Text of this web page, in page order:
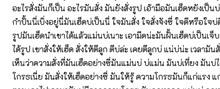
อะไรสั่งมันก็เป็น อะไรมันสั่ง มันยังสั่งรูป เอ้ามือมันเฮ็ดหยังเป็น
กำปั้นนี่เบิ่งอยู่นี่มันเฮ็ดบ่เป็นนี่ ใจมันสั่ง ใจสั่งจังซี่ ใจดีหรือใจ
รูปมันเฮ็ดนำเขาได้แล้วแม่นบ่เนาะ เอามีดน่ะมันฝั้นเฮ็ดบ่เป็นเจ็
ได้รูป เขาสั่งให้เฮ็ด สั่งให้ตีลูก ตีบ่ล่ะ เคยตีลูกบ่ แน่บ่น่ะ เวลามัน
เห็นว่าความสั่งที่มันเฮ็ดอย่างซี่มันแม่นบ่ บ่แม่น มันบ่เที่ยง มันบ่
โกรธเนี่ย มันสั่งให้เฮ็ดอย่างซี่ มันให้รู้ ความโกรธมันก็แก่แรง